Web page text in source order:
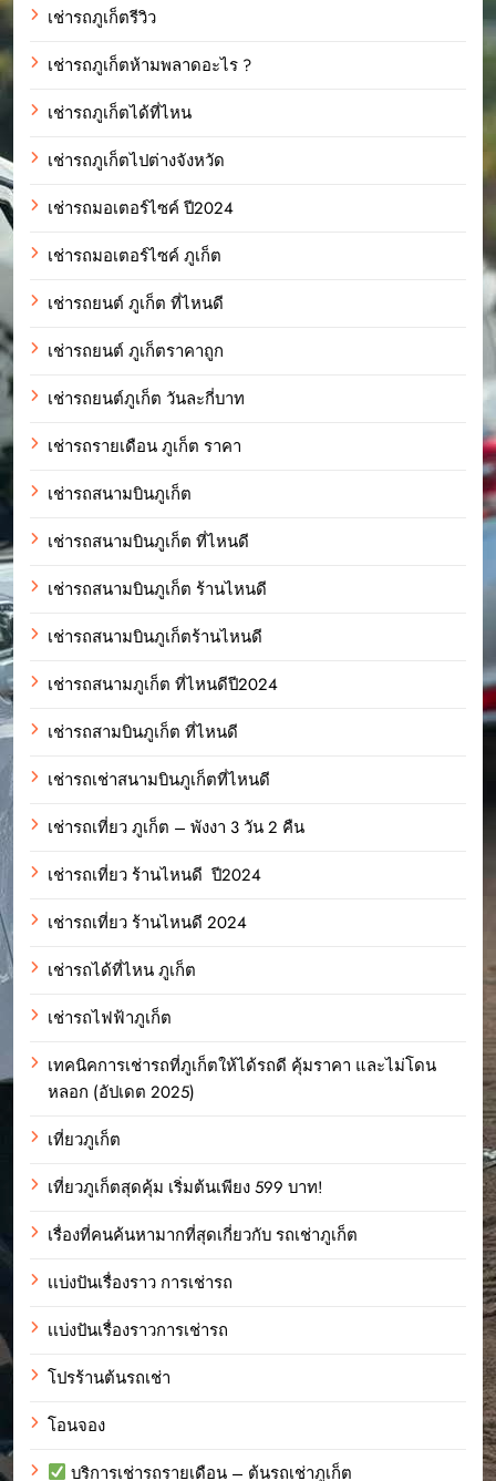
เช่ารถภูเก็ตรีวิว
เช่ารถภูเก็ตห้ามพลาดอะไร ?
เช่ารถภูเก็ตได้ที่ไหน
เช่ารถภูเก็ตไปต่างจังหวัด
เช่ารถมอเตอร์ไซค์ ปี2024
เช่ารถมอเตอร์ไซค์ ภูเก็ต
เช่ารถยนต์ ภูเก็ต ที่ไหนดี
เช่ารถยนต์ ภูเก็ตราคาถูก
เช่ารถยนต์ภูเก็ต วันละกี่บาท
เช่ารถรายเดือน ภูเก็ต ราคา
เช่ารถสนามบินภูเก็ต
เช่ารถสนามบินภูเก็ต ที่ไหนดี
เช่ารถสนามบินภูเก็ต ร้านไหนดี
เช่ารถสนามบินภูเก็ตร้านไหนดี
เช่ารถสนามภูเก็ต ที่ไหนดีปี2024
เช่ารถสามบินภูเก็ต ที่ไหนดี
เช่ารถเช่าสนามบินภูเก็ตที่ไหนดี
เช่ารถเที่ยว ภูเก็ต – พังงา 3 วัน 2 คืน
เช่ารถเที่ยว ร้านไหนดี ปี2024
เช่ารถเที่ยว ร้านไหนดี 2024
เช่ารถได้ที่ไหน ภูเก็ต
เช่ารถไฟฟ้าภูเก็ต
เทคนิคการเช่ารถที่ภูเก็ตให้ได้รถดี คุ้มราคา และไม่โดน
หลอก (อัปเดต 2025)
เที่ยวภูเก็ต
เที่ยวภูเก็ตสุดคุ้ม เริ่มต้นเพียง 599 บาท!
เรื่องที่คนค้นหามากที่สุดเกี่ยวกับ รถเช่าภูเก็ต
เเบ่งปันเรื่องราว การเช่ารถ
เเบ่งปันเรื่องราวการเช่ารถ
โปรร้านต้นรถเช่า
โอนจอง
บริการเช่ารถรายเดือน – ต้นรถเช่าภูเก็ต